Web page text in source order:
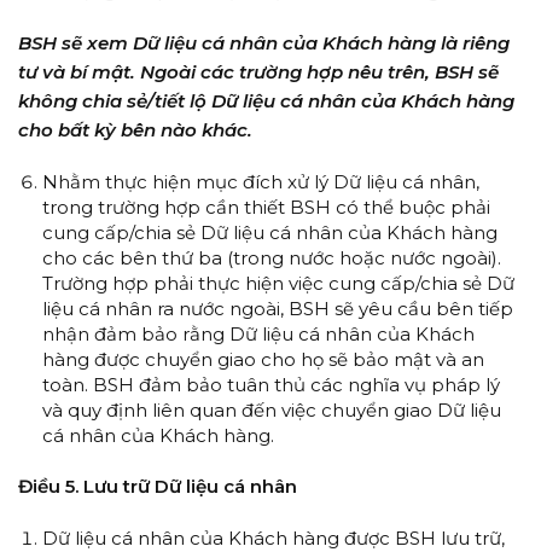
BSH sẽ xem Dữ liệu cá nhân của Khách hàng là riêng
tư và bí mật. Ngoài các trường hợp nêu trên, BSH sẽ
không chia sẻ/tiết lộ Dữ liệu cá nhân của Khách hàng
cho bất kỳ bên nào khác.
Nhằm thực hiện mục đích xử lý Dữ liệu cá nhân,
trong trường hợp cần thiết BSH có thể buộc phải
cung cấp/chia sẻ Dữ liệu cá nhân của Khách hàng
cho các bên thứ ba (trong nước hoặc nước ngoài).
Trường hợp phải thực hiện việc cung cấp/chia sẻ Dữ
liệu cá nhân ra nước ngoài, BSH sẽ yêu cầu bên tiếp
nhận đảm bảo rằng Dữ liệu cá nhân của Khách
hàng được chuyển giao cho họ sẽ bảo mật và an
toàn. BSH đảm bảo tuân thủ các nghĩa vụ pháp lý
và quy định liên quan đến việc chuyển giao Dữ liệu
cá nhân của Khách hàng.
Điều 5. Lưu trữ Dữ liệu cá nhân
Dữ liệu cá nhân của Khách hàng được BSH lưu trữ,